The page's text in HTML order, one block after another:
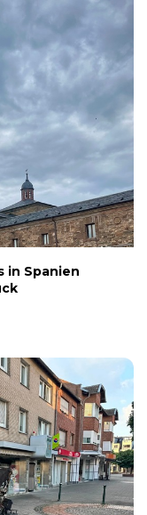
in Spanien